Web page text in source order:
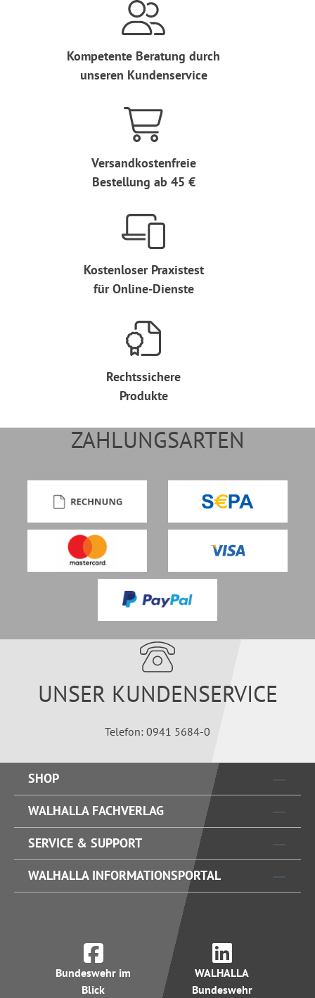
Kompetente Beratung durch
unseren Kundenservice
Versandkostenfreie
Bestellung ab 45 €
Kostenloser Praxistest
für Online-Dienste
Rechtssichere
Produkte
ZAHLUNGSARTEN
UNSER KUNDENSERVICE
Telefon: 0941 5684-0
SHOP
WALHALLA FACHVERLAG
SERVICE & SUPPORT
WALHALLA INFORMATIONSPORTAL
Bundeswehr im
Blick
WALHALLA
Bundeswehr